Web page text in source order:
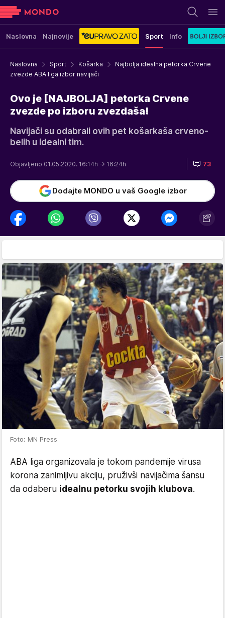
Naslovna Najnovije Sport Info
Naslovna Sport Košarka
Najbolja idealna petorka Crvene
zvezde ABA liga izbor navijači
Ovo je [NAJBOLJA] petorka Crvene
zvezde po izboru zvezdaša!
Navijači su odabrali ovih pet košarkaša crveno-
belih u idealni tim.
Objavljeno 01.05.2020. 16:14h → 16:24h 73
Dodajte MONDO u vaš Google izbor
Foto: MN Press
ABA liga organizovala je tokom pandemije virusa
korona zanimljivu akciju, pruživši navijačima šansu
da odaberu idealnu petorku svojih klubova.